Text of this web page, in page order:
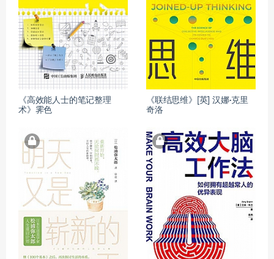
《高效能人士的笔记整理
术》霁色
《联结思维》[英] 汉娜·克里
奇洛